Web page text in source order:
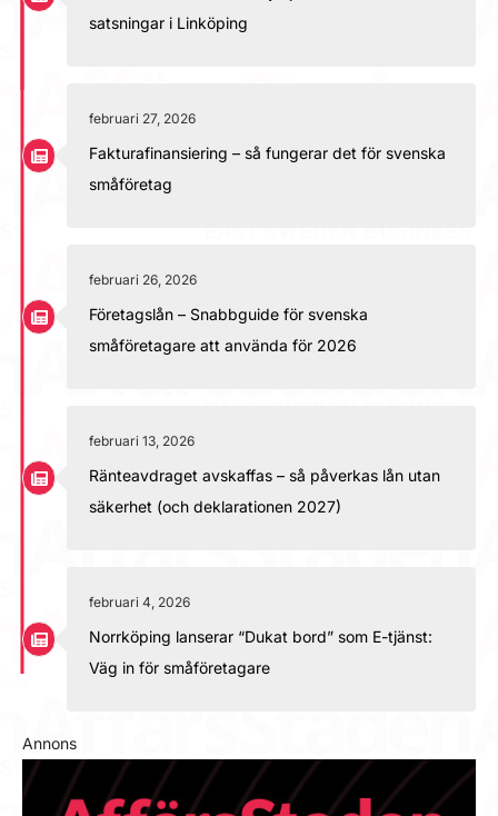
satsningar i Linköping
februari 27, 2026
Fakturafinansiering – så fungerar det för svenska
småföretag
februari 26, 2026
Företagslån – Snabbguide för svenska
småföretagare att använda för 2026
februari 13, 2026
Ränteavdraget avskaffas – så påverkas lån utan
säkerhet (och deklarationen 2027)
februari 4, 2026
Norrköping lanserar “Dukat bord” som E-tjänst:
Väg in för småföretagare
Annons